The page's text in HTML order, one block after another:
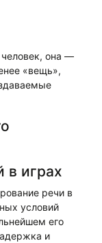
она —
«вещь»,
в играх
речи в
условий
его
и